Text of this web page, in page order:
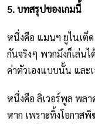
5. บทสรุปของเกมนี้
หนึ่งคือ แมนฯ ยูไนเต็ด
กันจริงๆ พวกมึงก็เล่น
ค่าตัวเองแบบนั้น และ
หนึ่งคือ ลิเวอร์พูล พลา
หาก เพราะทิ้งโอกาส